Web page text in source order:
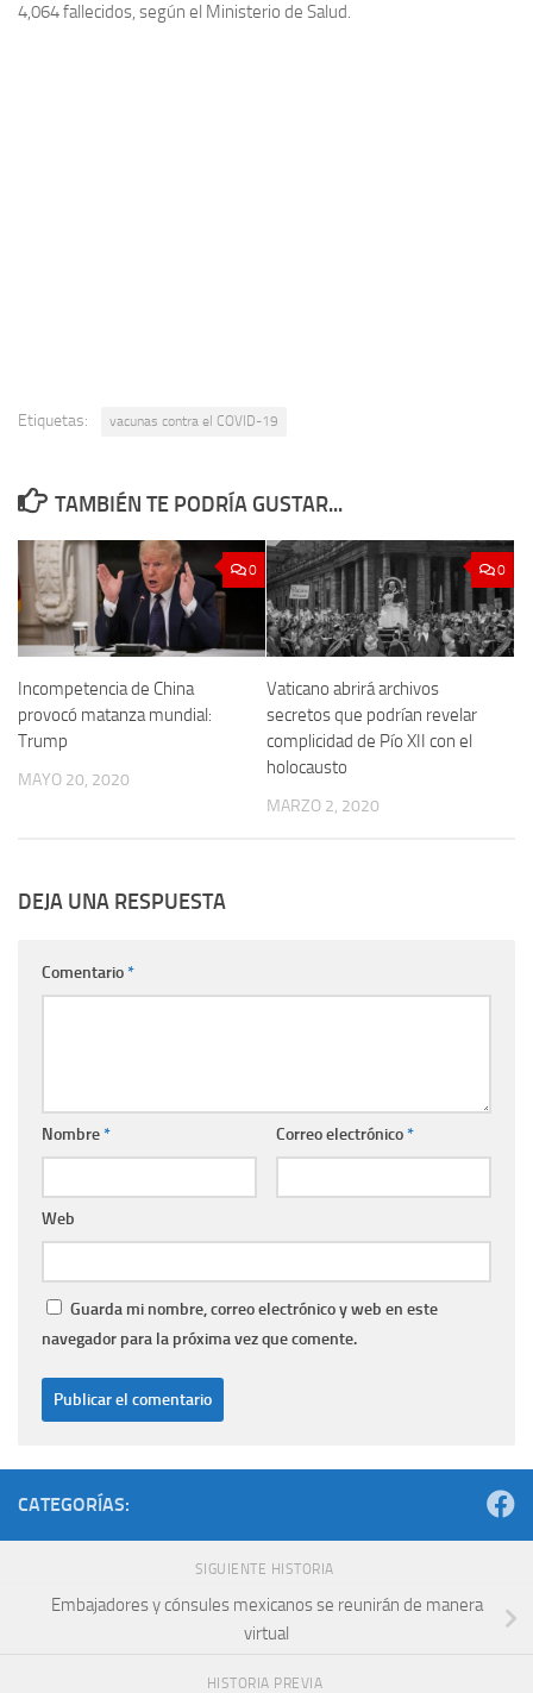
4,064 fallecidos, según el Ministerio de Salud.
Etiquetas: vacunas contra el COVID-19
TAMBIÉN TE PODRÍA GUSTAR...
0
Incompetencia de China
provocó matanza mundial:
Trump
MAYO 20, 2020
0
Vaticano abrirá archivos
secretos que podrían revelar
complicidad de Pío XII con el
holocausto
MARZO 2, 2020
DEJA UNA RESPUESTA
Comentario*
Nombre* Correo electrónico*
Web
Guarda mi nombre, correo electrónico y web en este
navegador para la próxima vez que comente.
CATEGORÍAS:
SIGUIENTE HISTORIA
Embajadores y cónsules mexicanos se reunirán de manera
virtual
HISTORIA PREVIA